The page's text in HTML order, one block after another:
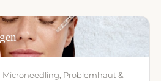
Problemhaut &